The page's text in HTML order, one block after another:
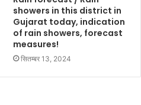
showers in this district in
Gujarat today, indication
of rain showers, forecast
measures!
सितम्बर 13, 2024